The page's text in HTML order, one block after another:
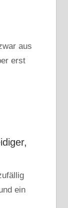
aus
erst
ein